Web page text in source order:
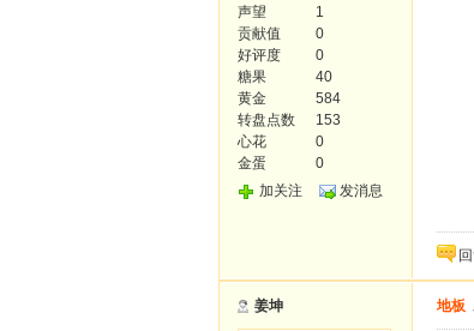
声望
1
贡献值
0
好评度
0
糖果
40
黄金
584
转盘点数
153
心花
0
金蛋
0
加关注
发消息
姜坤 地板